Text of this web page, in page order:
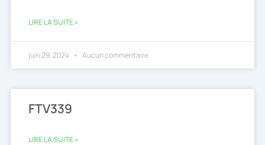
LIRE LA SUITE »
juin 29, 2024 Aucun commentaire
FTV339
LIRE LA SUITE »